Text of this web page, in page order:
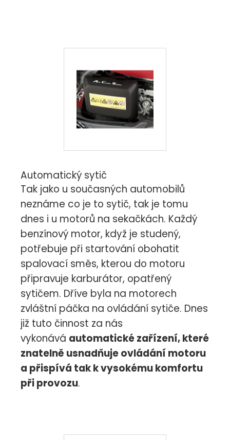
Automatický sytič
Tak jako u současných automobilů
neznáme co je to sytič, tak je tomu
dnes i u motorů na sekačkách. Každý
benzínový motor, když je studený,
potřebuje při startování obohatit
spalovací směs, kterou do motoru
připravuje karburátor, opatřený
sytičem. Dříve byla na motorech
zvláštní páčka na ovládání sytiče. Dnes
již tuto činnost za nás
vykonává automatické zařízení, které
znatelně usnadňuje ovládání motoru
a přispívá tak k vysokému komfortu
při provozu.